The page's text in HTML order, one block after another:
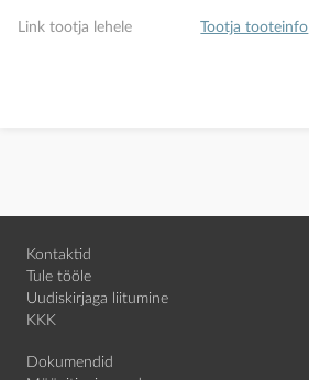
Link tootja lehele Tootja tooteinfo
Kontaktid
Tule tööle
Uudiskirjaga liitumine
KKK
Dokumendid